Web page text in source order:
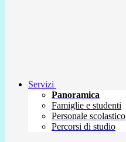
Servizi
Panoramica
Famiglie e studenti
Personale scolastico
Percorsi di studio